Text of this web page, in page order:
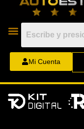
Mi Cuenta